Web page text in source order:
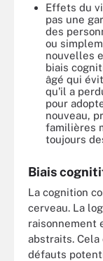
Effets du
pas une
des
ou
nouvelles
biais
âgé qui
qu'il a
pour
nouveau,
familières
toujours
Biais
La cognition
cerveau. La
raisonnement
abstraits.
défauts